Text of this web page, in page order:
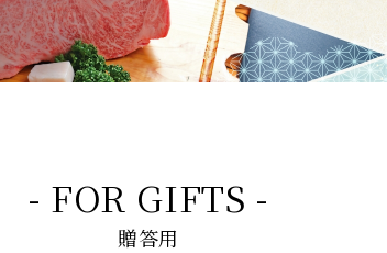
- FOR GIFTS -
贈答用